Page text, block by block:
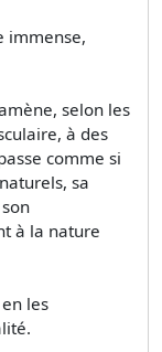
immense,
selon les
à des
comme si
sa
à la nature
les